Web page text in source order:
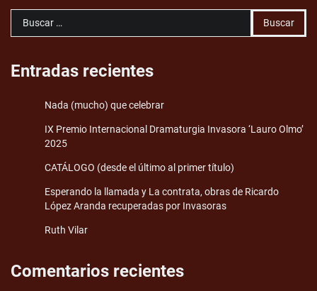
Buscar:
Entradas recientes
Nada (mucho) que celebrar
IX Premio Internacional Dramaturgia Invasora ‘Lauro Olmo’
2025
CATÁLOGO (desde el último al primer título)
Esperando la llamada y La contrata, obras de Ricardo
López Aranda recuperadas por Invasoras
Ruth Vilar
Comentarios recientes